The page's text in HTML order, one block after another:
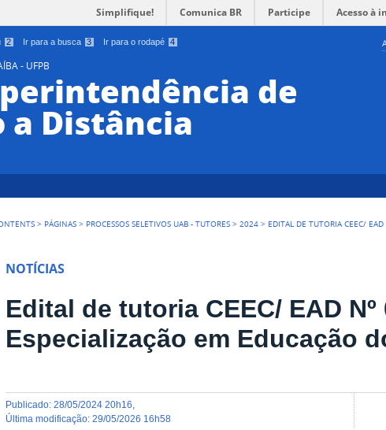
2 Ir para a busca 3 Ir para o rodapé 4
Simplifique! Comunica BR Participe Acesso à
- UFPB
de
a Distância
> PÁGINAS > PROCESSOS SELETIVOS UAB - TUTORES >2024 > EDITAL DE TUTORIA CEEC/
NOTÍCIAS
Edital de tutoria CEEC/ EAD Nº
Especialização em Educação
publicado:28/05/2024 20h16
última modificação:29/05/2026 16h58